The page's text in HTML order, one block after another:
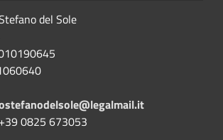
del Sole
0825 673053